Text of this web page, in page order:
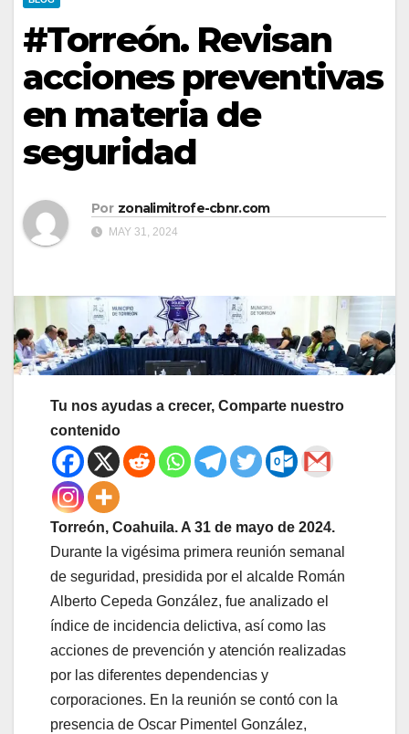
#Torreón. Revisan
acciones preventivas
en materia de
seguridad
Por zonalimitrofe-cbnr.com
MAY 31, 2024
Tu nos ayudas a crecer, Comparte nuestro
contenido
Torreón, Coahuila. A 31 de mayo de 2024.
Durante la vigésima primera reunión semanal
de seguridad, presidida por el alcalde Román
Alberto Cepeda González, fue analizado el
índice de incidencia delictiva, así como las
acciones de prevención y atención realizadas
por las diferentes dependencias y
corporaciones. En la reunión se contó con la
presencia de Oscar Pimentel González,